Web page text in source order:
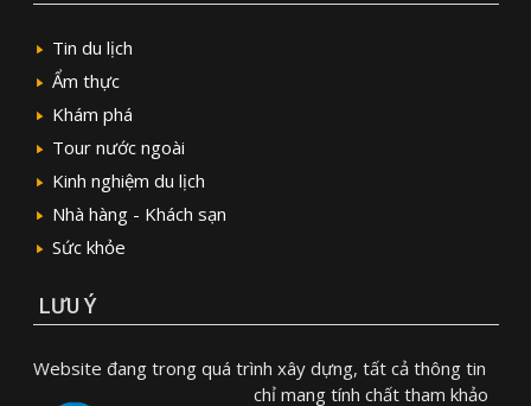
Tin du lịch
Ẩm thực
Khám phá
Tour nước ngoài
Kinh nghiệm du lịch
Nhà hàng - Khách sạn
Sức khỏe
LƯU Ý
Website đang trong quá trình xây dựng, tất cả thông tin
chỉ mang tính chất tham khảo